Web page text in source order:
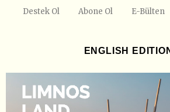
Destek Ol Abone Ol E-Bülten
ENGLISH